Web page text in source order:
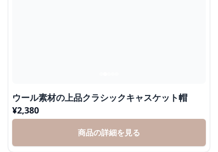
ウール素材の上品クラシックキャスケット帽
¥2,380
商品の詳細を見る